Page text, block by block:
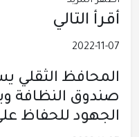
أقرأ التالي
2022-11-07
المحافظ
صندوق النظافة
الجهود للحفاظ